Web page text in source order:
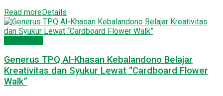
Read moreDetails
Generus TPQ Al-Khasan Kebalandono Belajar
Kreativitas dan Syukur Lewat “Cardboard Flower
Walk”